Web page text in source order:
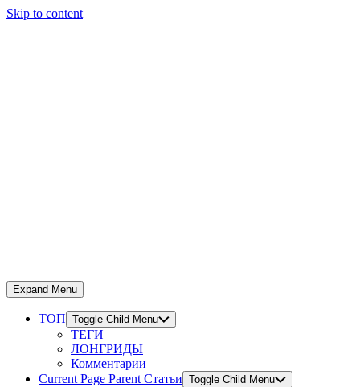
Skip to content
Expand Menu
ТОП Toggle Child Menu
ТЕГИ
ЛОНГРИДЫ
Комментарии
Current Page Parent Статьи Toggle Child Menu